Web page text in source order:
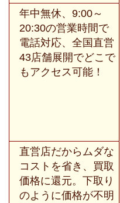
年中無休、9:00～
20:30の営業時間で
電話対応、全国直営
43店舗展開でどこで
もアクセス可能！
直営店だからムダな
コストを省き、買取
価格に還元。下取り
のように価格が不明